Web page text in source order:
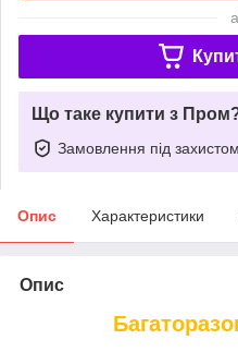
Що таке купити з
Замовлення під захистом
Опис Характеристики
Опис